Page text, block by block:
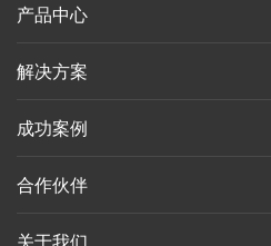
产品中心
解决方案
成功案例
合作伙伴